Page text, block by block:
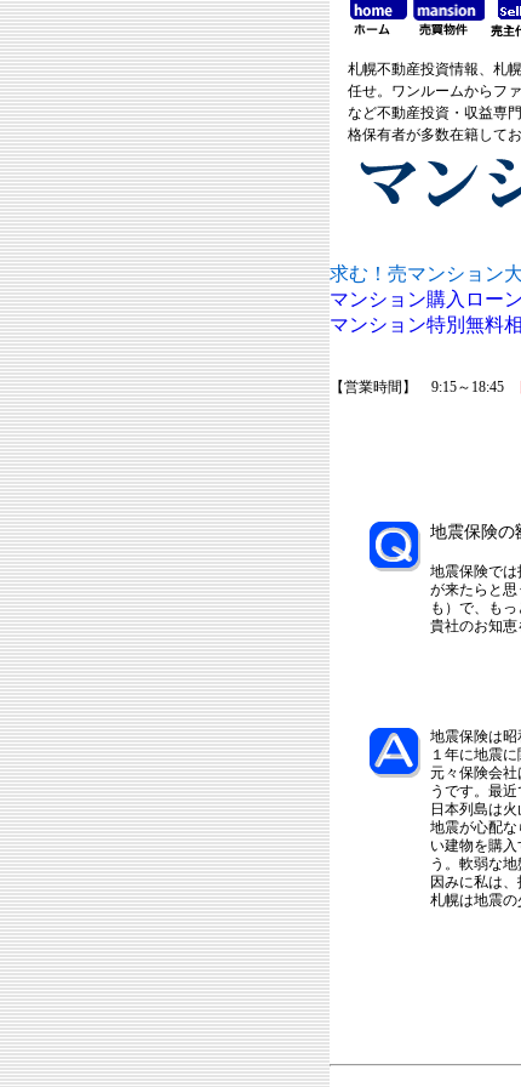
札幌不動産投資情報、札
任せ。ワンルームからフ
など不動産投資・収益専
格保有者が多数在籍してお
求む！売マンション
マンション購入ロー
マンション特別無料
【営業時間】 9:15～18:45
地震保険の
地震保険で
が来たらと
も）で、も
貴社のお知恵
地震保険は
１年に地震
元々保険会
うです。最
日本列島は
地震が心配
い建物を購
う。軟弱な地
因みに私は
札幌は地震の